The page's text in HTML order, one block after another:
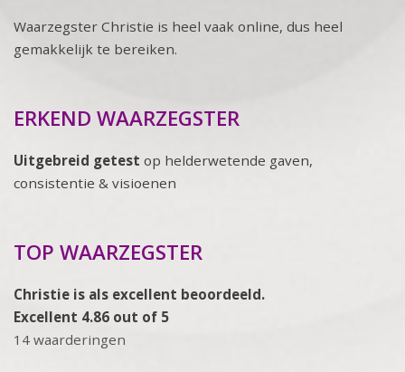
Waarzegster Christie is heel vaak online, dus heel
gemakkelijk te bereiken.
ERKEND WAARZEGSTER
Uitgebreid getest op helderwetende gaven,
consistentie & visioenen
TOP WAARZEGSTER
Christie is als excellent beoordeeld.
Excellent 4.86 out of 5
14 waarderingen